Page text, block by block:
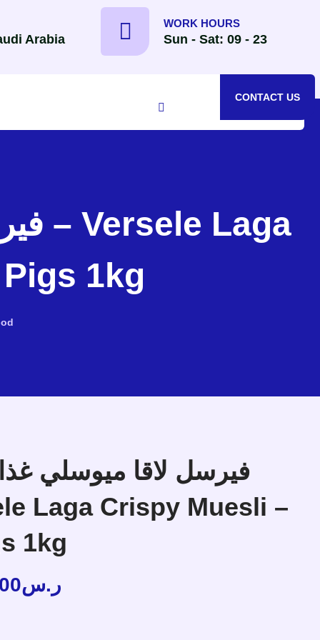
WORK HOURS
Sun - Sat: 09 - 23
Arabia
CONTACT US
1kg
فيرسل لاقا ميوسلي
1kg
ر.س